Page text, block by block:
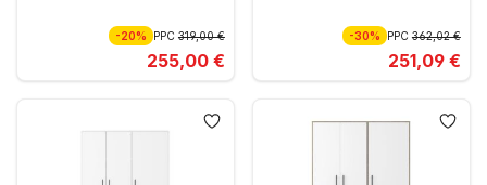
-20% PPC 319,00 €
255,00 €
-30% PPC362,02 €
251,09 €